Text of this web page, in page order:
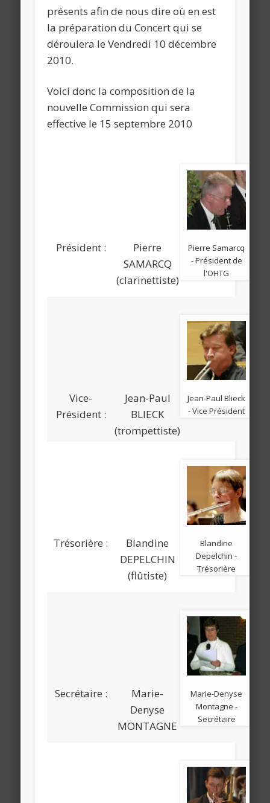
présents afin de nous dire où en est
la préparation du Concert qui se
déroulera le Vendredi 10 décembre
2010.
Voici donc la composition de la
nouvelle Commission qui sera
effective le 15 septembre 2010
Président :
Pierre
SAMARCQ
(clarinettiste)
Pierre Samarcq
- Président de
l'OHTG
Vice-
Président :
Jean-Paul
BLIECK
(trompettiste)
Jean-Paul Blieck
- Vice Président
Trésorière :
Blandine
DEPELCHIN
(flûtiste)
Blandine
Depelchin -
Trésorière
Secrétaire :
Marie-
Denyse
MONTAGNE
Marie-Denyse
Montagne -
Secrétaire